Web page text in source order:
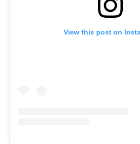
View this post on